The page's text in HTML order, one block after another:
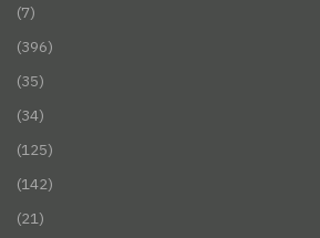
(7)
(396)
(35)
(34)
(125)
(142)
(21)